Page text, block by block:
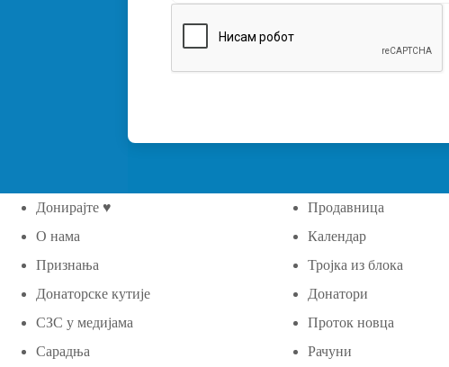
Донирајте ♥
О нама
Признања
Донаторске кутије
СЗС у медијама
Сарадња
Продавница
Календар
Тројка из блока
Донатори
Проток новца
Рачуни